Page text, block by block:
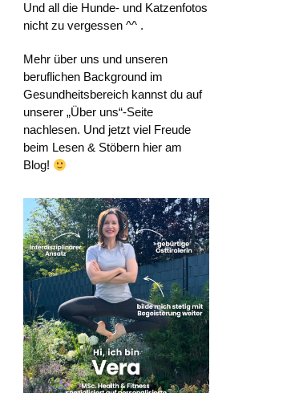
Und all die Hunde- und Katzenfotos
nicht zu vergessen ^^ .
Mehr über uns und unseren
beruflichen Background im
Gesundheitsbereich kannst du auf
unserer „Über uns“-Seite
nachlesen. Und jetzt viel Freude
beim Lesen & Stöbern hier am
Blog!